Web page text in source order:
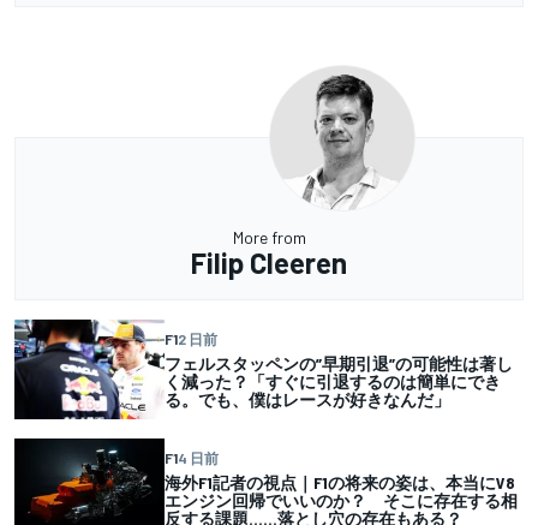
More from
Filip Cleeren
F12 日前
フェルスタッペンの”早期引退”の可能性は著し
く減った？「すぐに引退するのは簡単にでき
る。でも、僕はレースが好きなんだ」
F14 日前
海外F1記者の視点｜F1の将来の姿は、本当にV8
エンジン回帰でいいのか？ そこに存在する相
反する課題……落とし穴の存在もある？